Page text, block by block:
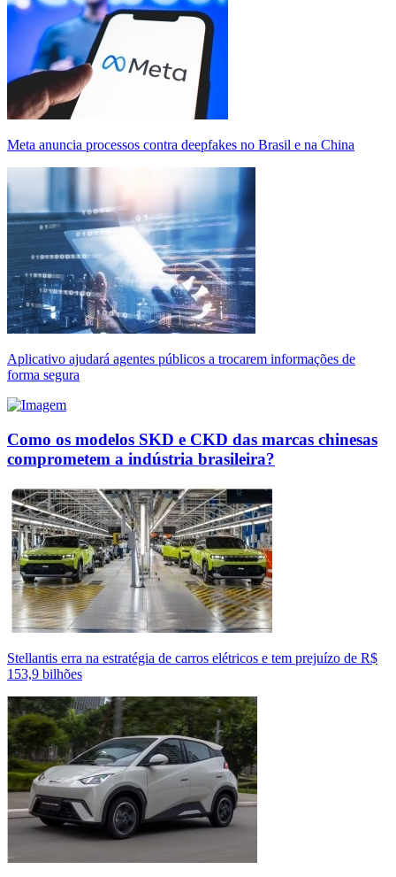
Meta anuncia processos contra deepfakes no Brasil e na China
Aplicativo ajudará agentes públicos a trocarem informações de
forma segura
Como os modelos SKD e CKD das marcas chinesas
comprometem a indústria brasileira?
Stellantis erra na estratégia de carros elétricos e tem prejuízo de R$
153,9 bilhões